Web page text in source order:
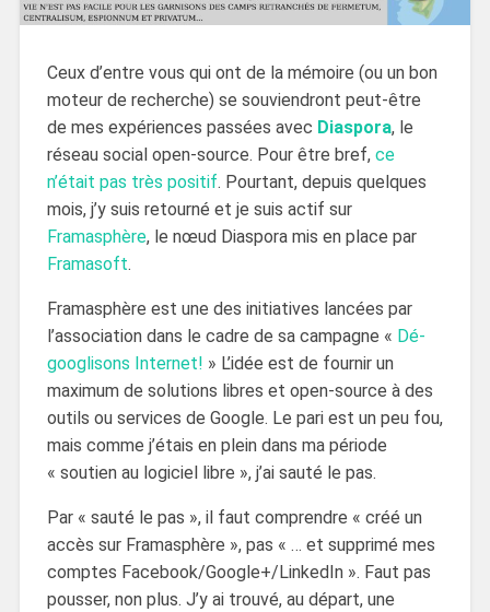
Ceux d’entre vous qui ont de la mémoire (ou un bon
moteur de recherche) se souviendront peut-être
de mes expériences passées avec Diaspora, le
réseau social open-source. Pour être bref, ce
n’était pas très positif. Pourtant, depuis quelques
mois, j’y suis retourné et je suis actif sur
Framasphère, le nœud Diaspora mis en place par
Framasoft.
Framasphère est une des initiatives lancées par
l’association dans le cadre de sa campagne « Dé-
googlisons Internet! » L’idée est de fournir un
maximum de solutions libres et open-source à des
outils ou services de Google. Le pari est un peu fou,
mais comme j’étais en plein dans ma période
« soutien au logiciel libre », j’ai sauté le pas.
Par « sauté le pas », il faut comprendre « créé un
accès sur Framasphère », pas « … et supprimé mes
comptes Facebook/Google+/LinkedIn ». Faut pas
pousser, non plus. J’y ai trouvé, au départ, une